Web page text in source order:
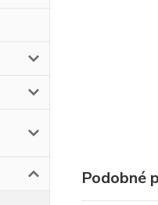
Podobné